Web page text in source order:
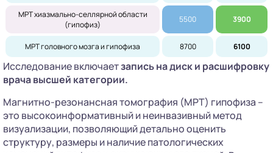
МРТ хиазмально-селлярной области
(гипофиз)
5500 3900
МРТ головного мозга и гипофиза 8700 6100
Исследование включаетзапись на диски расшифровку
врача высшей категории.
Магнитно-резонансная томография (МРТ) гипофиза –
это высокоинформативный и неинвазивный метод
визуализации, позволяющий детально оценить
структуру, размеры и наличие патологических